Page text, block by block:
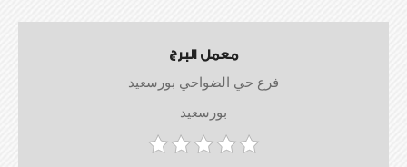
معمل البرج
فرع حي الضواحي بورسعيد
بورسعيد